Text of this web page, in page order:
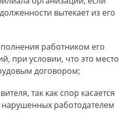
вытекает из его
работником его
при условии, что это место
договором;
так как спор касается
нарушенных работодателем